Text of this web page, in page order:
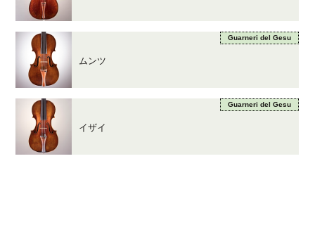
Guarneri del Gesu
ムンツ
Guarneri del Gesu
イザイ